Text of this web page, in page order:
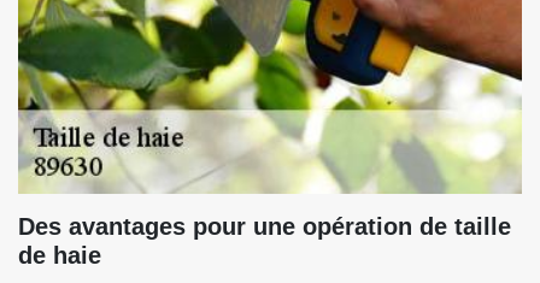
Des avantages pour une opération de taille
de haie